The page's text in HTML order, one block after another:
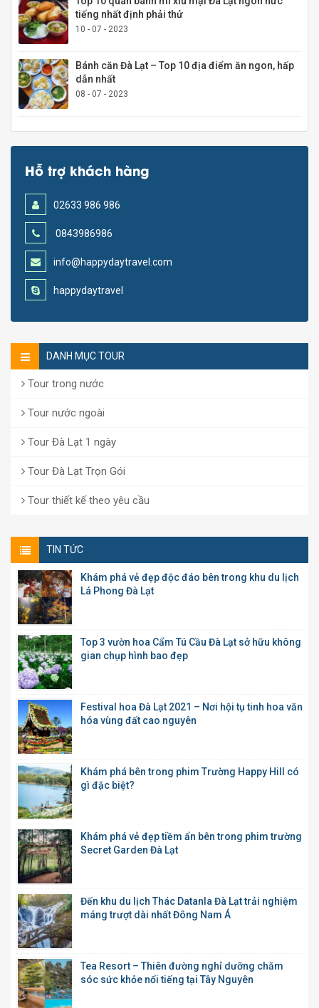
tiếng nhất định phải thử
10 - 07 - 2023
Bánh căn Đà Lạt – Top 10 địa điểm ăn ngon, hấp
dẫn nhất
08 - 07 - 2023
Hỗ trợ khách hàng
02633 986 986
0843986986
info@happydaytravel.com
happydaytravel
DANH MỤC TOUR
Tour trong nước
Tour nước ngoài
Tour Đà Lạt 1 ngày
Tour Đà Lạt Trọn Gói
Tour thiết kế theo yêu cầu
TIN TỨC
Khám phá vẻ đẹp độc đáo bên trong khu du lịch
Lá Phong Đà Lạt
Top 3 vườn hoa Cẩm Tú Cầu Đà Lạt sở hữu không
gian chụp hình bao đẹp
Festival hoa Đà Lạt 2021 – Nơi hội tụ tinh hoa văn
hóa vùng đất cao nguyên
Khám phá bên trong phim Trường Happy Hill có
gì đặc biệt?
Khám phá vẻ đẹp tiềm ẩn bên trong phim trường
Secret Garden Đà Lạt
Đến khu du lịch Thác Datanla Đà Lạt trải nghiệm
máng trượt dài nhất Đông Nam Á
Tea Resort – Thiên đường nghỉ dưỡng chăm
sóc sức khỏe nổi tiếng tại Tây Nguyên